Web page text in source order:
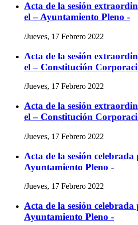
Acta de la sesión
el – Ayuntamiento Pleno -
/Jueves, 17 Febrero 2022
Acta de la sesión
el – Constitución
/Jueves, 17 Febrero 2022
Acta de la sesión
el – Constitución
/Jueves, 17 Febrero 2022
Acta de la sesión celebrada
Ayuntamiento Pleno -
/Jueves, 17 Febrero 2022
Acta de la sesión celebrada
Ayuntamiento Pleno -